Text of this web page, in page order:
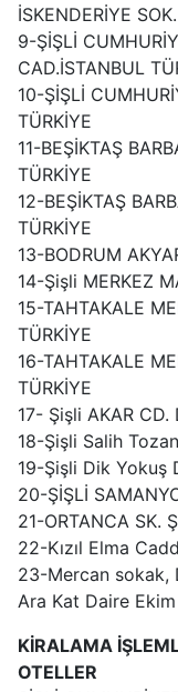
İSKENDERİYE
9-ŞİŞLİ
CAD.İSTANBUL
10-ŞİŞLİ
TÜRKİYE
11-BEŞİKTAŞ
TÜRKİYE
12-BEŞİKTAŞ
TÜRKİYE
13-BODRUM
14-Şişli MERKEZ
15-TAHTAKALE
TÜRKİYE
16-TAHTAKALE
TÜRKİYE
17- Şişli AKAR
18-Şişli Salih
19-Şişli Dik Yokuş
20-ŞİŞLİ
21-ORTANCA SK.
22-Kızıl Elma
23-Mercan sokak,
Ara Kat Daire
KİRALAMA
OTELLER